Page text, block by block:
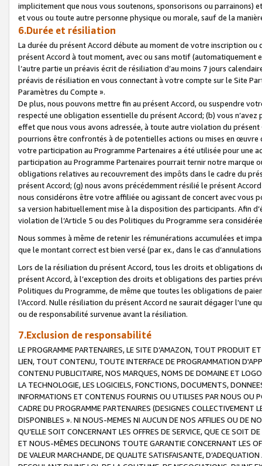
implicitement que nous vous soutenons, sponsorisons ou parrainons)
et vous ou toute autre personne physique ou morale, sauf de la
6.Durée et résiliation
La durée du présent Accord débute au moment de votre inscription
présent Accord à tout moment, avec ou sans motif (automatiquement
l’autre partie un préavis écrit de résiliation d’au moins 7 jours
préavis de résiliation en vous connectant à votre compte sur le Site
Paramètres du Compte ».
De plus, nous pouvons mettre fin au présent Accord, ou suspendre
respecté une obligation essentielle du présent Accord; (b) vous
effet que nous vous avons adressée, à toute autre violation du
pourrions être confrontés à de potentielles actions ou mises en
votre participation au Programme Partenaires a été utilisée pour une
participation au Programme Partenaires pourrait ternir notre marque
obligations relatives au recouvrement des impôts dans le cadre du
présent Accord; (g) nous avons précédemment résilié le présent
nous considérons être votre affiliée ou agissant de concert avec vous
sa version habituellement mise à la disposition des participants. Afin
violation de l’Article 5 ou des Politiques du Programme sera
Nous sommes à même de retenir les rémunérations accumulées et
que le montant correct est bien versé (par ex., dans le cas
Lors de la résiliation du présent Accord, tous les droits et obligations
présent Accord, à l’exception des droits et obligations des parties
Politiques du Programme, de même que toutes les obligations de
l’Accord. Nulle résiliation du présent Accord ne saurait dégager l'une
ou de responsabilité survenue avant la résiliation.
7.Exclusion de responsabilité
LE PROGRAMME PARTENAIRES, LE SITE D’AMAZON, TOUT PRODUIT
LIEN, TOUT CONTENU, TOUTE INTERFACE DE PROGRAMMATION
CONTENU PUBLICITAIRE, NOS MARQUES, NOMS DE DOMAINE ET
LA TECHNOLOGIE, LES LOGICIELS, FONCTIONS, DOCUMENTS,
INFORMATIONS ET CONTENUS FOURNIS OU UTILISES PAR NOUS OU
CADRE DU PROGRAMME PARTENAIRES (DESIGNES COLLECTIVEMENT
DISPONIBLES ». NI NOUS-MEMES NI AUCUN DE NOS AFFILIES OU DE
QU’ELLE SOIT CONCERNANT LES OFFRES DE SERVICE, QUE CE SOIT
ET NOUS-MÊMES DECLINONS TOUTE GARANTIE CONCERNANT LES
DE VALEUR MARCHANDE, DE QUALITE SATISFAISANTE,